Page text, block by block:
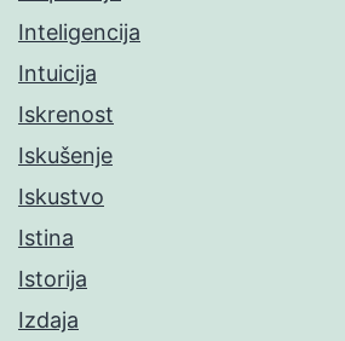
Inteligencija
Intuicija
Iskrenost
Iskušenje
Iskustvo
Istina
Istorija
Izdaja